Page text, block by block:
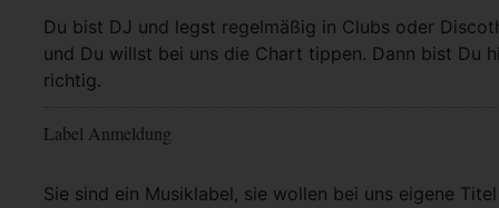
Du bist DJ und legst regelmäßig in Clubs oder
und Du willst bei uns die Chart tippen. Dann bist Du
richtig.
Label Anmeldung
Sie sind ein Musiklabel, sie wollen bei uns eigene
Mehr Info